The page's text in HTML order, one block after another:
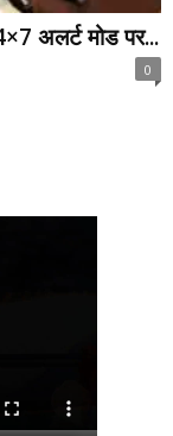
अलर्ट मोड पर...
0